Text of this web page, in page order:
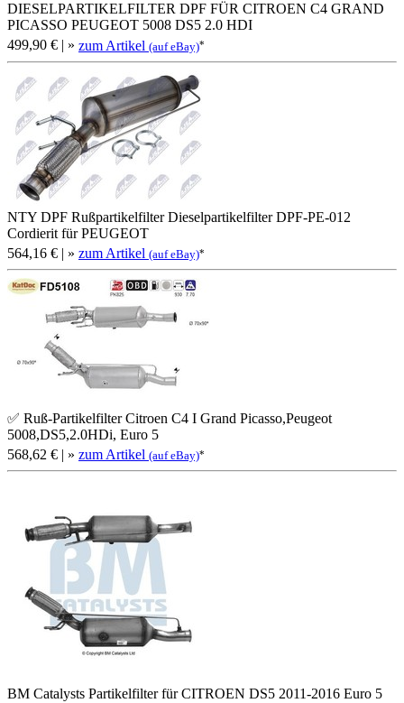
DIESELPARTIKELFILTER DPF FÜR CITROEN C4 GRAND
PICASSO PEUGEOT 5008 DS5 2.0 HDI
499,90 € | » zum Artikel (auf eBay)*
NTY DPF Rußpartikelfilter Dieselpartikelfilter DPF-PE-012
Cordierit für PEUGEOT
564,16 € | » zum Artikel (auf eBay)*
✅ Ruß-Partikelfilter Citroen C4 I Grand Picasso,Peugeot
5008,DS5,2.0HDi, Euro 5
568,62 € | » zum Artikel (auf eBay)*
BM Catalysts Partikelfilter für CITROEN DS5 2011-2016 Euro 5